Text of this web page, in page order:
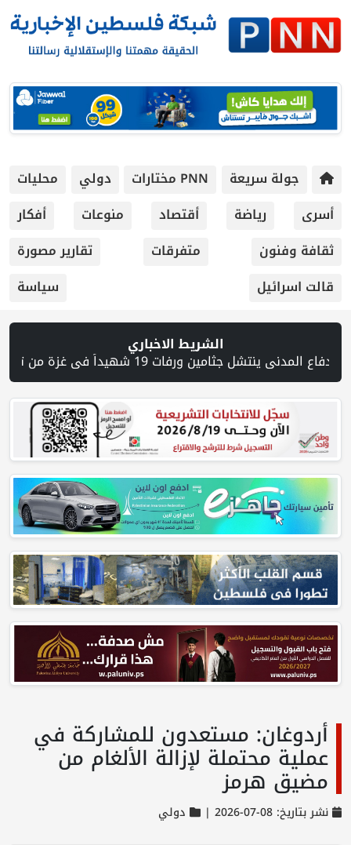
جولة سريعة PNN مختارات دولي
محليات
أسرى
رياضة أقتصاد منوعات
أفكار
ثقافة وفنون
متفرقات
تقارير مصورة
قالت اسرائيل
سياسة
الشريط الاخباري
أردوغان: مستعدون للمشاركة في
عملية محتملة لإزالة الألغام من
مضيق هرمز
نشر بتاريخ: 08-07-2026 | دولي